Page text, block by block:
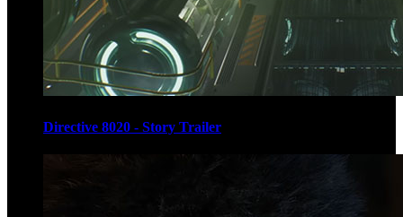
Directive 8020 - Story Trailer